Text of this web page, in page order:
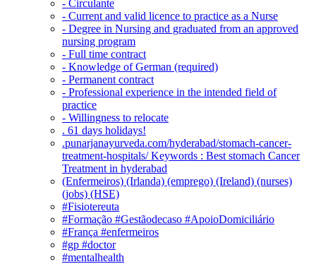
- Circulante
- Current and valid licence to practice as a Nurse
- Degree in Nursing and graduated from an approved
nursing program
- Full time contract
- Knowledge of German (required)
- Permanent contract
- Professional experience in the intended field of
practice
- Willingness to relocate
. 61 days holidays!
.punarjanayurveda.com/hyderabad/stomach-cancer-
treatment-hospitals/ Keywords : Best stomach Cancer
Treatment in hyderabad
(Enfermeiros) (Irlanda) (emprego) (Ireland) (nurses)
(jobs) (HSE)
#Fisiotereuta
#Formação #Gestãodecaso #ApoioDomiciliário
#França #enfermeiros
#gp #doctor
#mentalhealth